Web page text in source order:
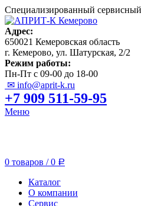
Специализированный
Адрес:
650021 Кемеровская область
г. Кемерово, ул. Шатурская, 2/2
Режим работы:
Пн-Пт с 09-00 до 18-00
✉ info@aprit-k.ru
+7 909 511-59-95
Меню
0 товаров / 0 Р
Каталог
О компании
Сервис